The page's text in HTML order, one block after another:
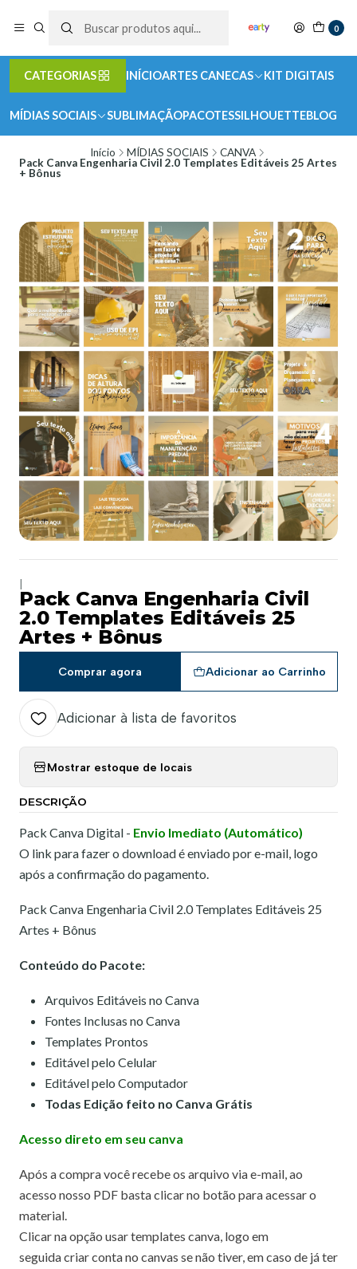
0
CATEGORIAS INÍCIOARTES CANECAS KIT DIGITAIS
MÍDIAS SOCIAIS SUBLIMAÇÃOPACOTESSILHOUETTEBLOG
Início MÍDIAS SOCIAIS
CANVA
Pack Canva Engenharia Civil 2.0 Templates Editáveis 25 Artes
+ Bônus
Pack Canva Engenharia Civil
2.0 Templates Editáveis 25
Artes + Bônus
Adicionar ao Carrinho
Comprar agora
Adicionar à lista de favoritos
Mostrar estoque de locais
DESCRIÇÃO
Pack Canva Digital - Envio Imediato (Automático)
O link para fazer o download é enviado por e-mail, logo
após a confirmação do pagamento.
Pack Canva Engenharia Civil 2.0 Templates Editáveis 25
Artes + Bônus
Conteúdo do Pacote:
Arquivos Editáveis no Canva
Fontes Inclusas no Canva
Templates Prontos
Editável pelo Celular
Editável pelo Computador
Todas Edição feito no Canva Grátis
Acesso direto em seu canva
Após a compra você recebe os arquivo via e-mail, ao
acesso nosso PDF basta clicar no botão para acessar o
material.
Clicar na opção usar templates canva, logo em
seguida criar conta no canvas se não tiver, em caso de já ter